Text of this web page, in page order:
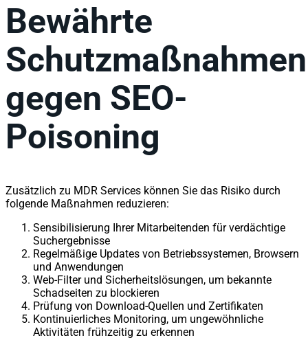
Bewährte
Schutzmaßnahmen
gegen SEO-
Poisoning
Zusätzlich zu MDR Services können Sie das Risiko durch
folgende Maßnahmen reduzieren:
Sensibilisierung Ihrer Mitarbeitenden für verdächtige
Suchergebnisse
Regelmäßige Updates von Betriebssystemen, Browsern
und Anwendungen
Web-Filter und Sicherheitslösungen, um bekannte
Schadseiten zu blockieren
Prüfung von Download-Quellen und Zertifikaten
Kontinuierliches Monitoring, um ungewöhnliche
Aktivitäten frühzeitig zu erkennen